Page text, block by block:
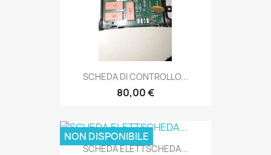
SCHEDA DI CONTROLLO...
80,00 €
SCHEDA ELETTSCHEDA...
NON DISPONIBILE